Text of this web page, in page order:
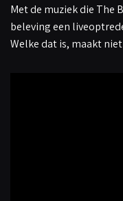
Met de muziek die The
beleving een
Welke dat is, maakt